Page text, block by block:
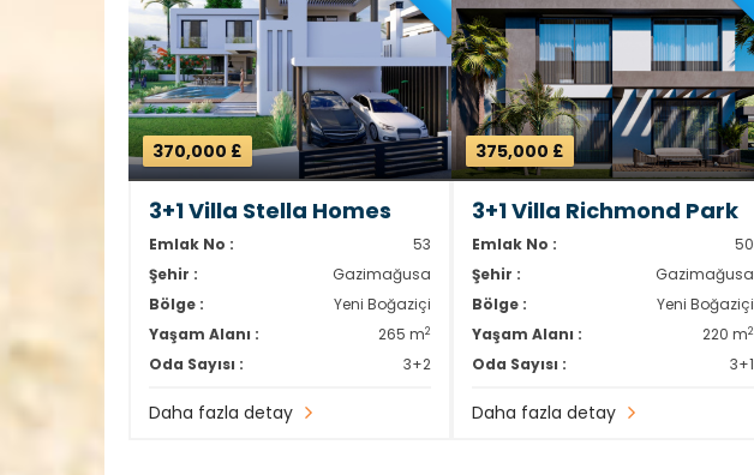
370,000 £
3+1 Villa Stella Homes
Emlak No :
53
Şehir :
Gazimağusa
Bölge :
Yeni Boğaziçi
Yaşam Alanı :
265 m2
Oda Sayısı : 3+2
Daha fazla detay
375,000 £
3+1 Villa Richmond Park
Emlak No :
50
Şehir :
Gazimağusa
Bölge :
Yeni Boğaziçi
Yaşam Alanı :
220 m2
Oda Sayısı : 3+1
Daha fazla detay